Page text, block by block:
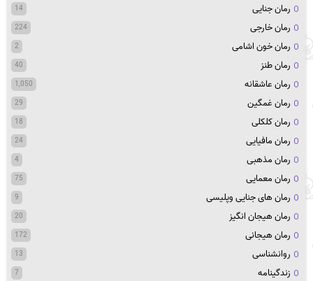
رمان جنایی 14
رمان خارجی 224
رمان خون اشامی 2
رمان طنز 40
رمان عاشقانه 1,050
رمان غمگین 29
رمان کلکلی 18
رمان مافیایی 24
رمان مذهبی 4
رمان معمایی 75
رمان های جنایی وپلیسی 9
رمان هیجان انگیز 20
رمان هیجانی 172
روانشناسی 13
زندگینامه 7